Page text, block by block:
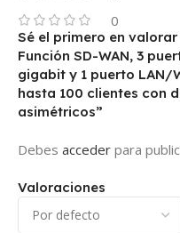
0
Valoraciones
Sé el primero en
Función SD-WAN, 3
gigabit y 1 puerto LAN/
hasta 100 clientes con
asimétricos”
Debes acceder para